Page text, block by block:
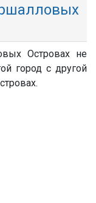
Островах не
город с другой